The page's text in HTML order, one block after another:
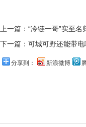
上一篇： “冷链一哥”实至
下一篇： 可城可野还能带
分享到： 新浪微博